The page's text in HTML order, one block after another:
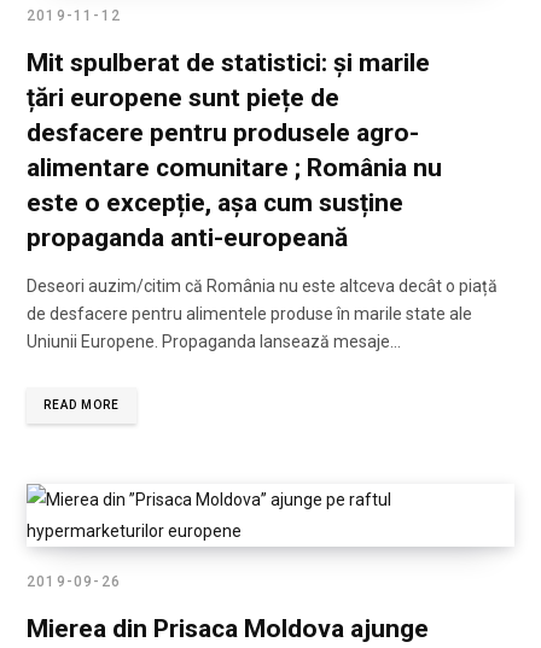
2019-11-12
Mit spulberat de statistici: și marile
țări europene sunt piețe de
desfacere pentru produsele agro-
alimentare comunitare ; România nu
este o excepție, așa cum susține
propaganda anti-europeană
Deseori auzim/citim că România nu este altceva decât o piață
de desfacere pentru alimentele produse în marile state ale
Uniunii Europene. Propaganda lansează mesaje…
READ MORE
2019-09-26
Mierea din Prisaca Moldova ajunge